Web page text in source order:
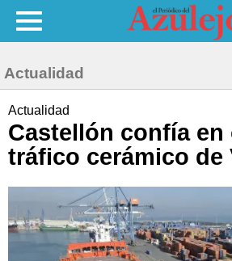
Actualidad
Actualidad
Castellón confía en
tráfico cerámico de